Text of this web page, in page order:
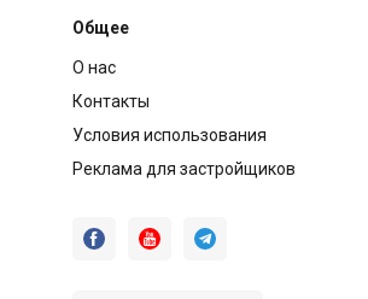
Общее
О нас
Контакты
Условия использования
Реклама для застройщиков
  